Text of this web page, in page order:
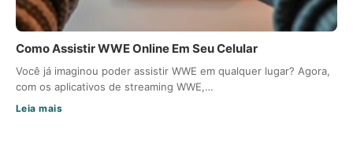
Como Assistir WWE Online Em Seu Celular
Você já imaginou poder assistir WWE em qualquer lugar? Agora,
com os aplicativos de streaming WWE,…
Leia mais